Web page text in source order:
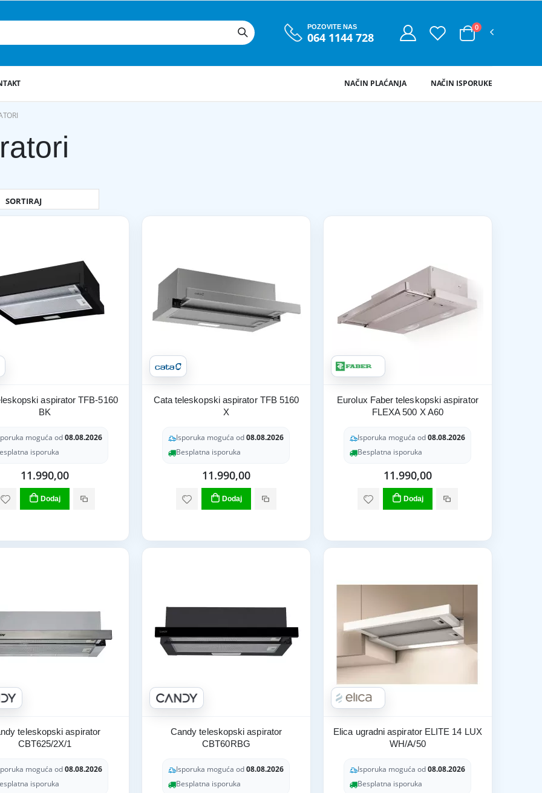
POZOVITE NAS
064 1144 728
0
NAČIN ISPORUKE
NAČIN PLAĆANJA
aspirator TFB-5160
BK
moguća od08.08.2026
isporuka
11.990,00
Dodaj
Cata teleskopski aspirator TFB 5160
X
Isporuka moguća od08.08.2026
Besplatna isporuka
11.990,00
Dodaj
Eurolux Faber teleskopski aspirator
FLEXA 500 X A60
Isporuka moguća od08.08.2026
Besplatna isporuka
11.990,00
Dodaj
teleskopski aspirator
CBT625/2X/1
moguća od08.08.2026
isporuka
Candy teleskopski aspirator
CBT60RBG
Isporuka moguća od08.08.2026
Besplatna isporuka
Elica ugradni aspirator ELITE 14 LUX
WH/A/50
Isporuka moguća od08.08.2026
Besplatna isporuka